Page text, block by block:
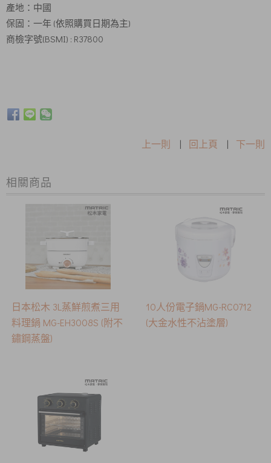
產地：中國
保固：一年 (依照購買日期為主)
商檢字號(BSMI) : R37800
上一則 | 回上頁 | 下一則
相關商品
​日本松木 3L蒸鮮煎煮三用
料理鍋 MG-EH3008S (附不
鏽鋼蒸盤)
10人份電子鍋MG-RC0712
(大金水性不沾塗層)